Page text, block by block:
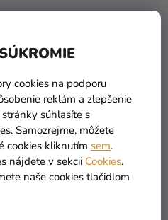
cookies na podporu
reklám a zlepšenie
súhlasíte s
Samozrejme, môžete
cookies kliknutím sem.
nájdete v sekcii Cookies.
naše cookies tlačidlom
Balón Marshmallow -
0,20 €
DO KOŠÍKA